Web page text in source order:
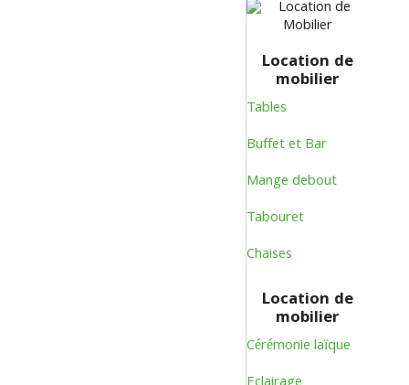
Location de
mobilier
Tables
Buffet et Bar
Mange debout
Tabouret
Chaises
Location de
mobilier
Cérémonie laïque